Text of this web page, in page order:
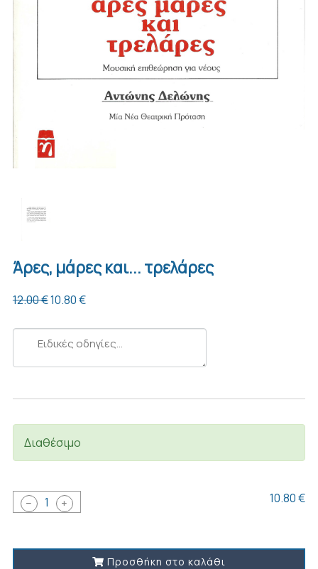
Άρες, μάρες και... τρελάρες
12.00 €10.80 €
Ειδικές
Διαθέσιμο
1 10.80 €
Προσθήκη στο καλάθι